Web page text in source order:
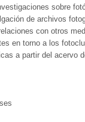
sobre
de archivos
con otros
en torno a los
a partir del acervo